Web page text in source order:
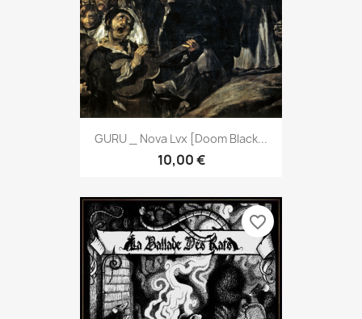
GURU _ Nova Lvx [Doom Black...
10,00 €
favorite_border